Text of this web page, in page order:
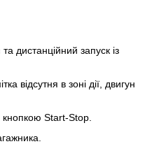
дистанційний запуск із
відсутня в зоні дії, двигун
кнопкою Start-Stop.